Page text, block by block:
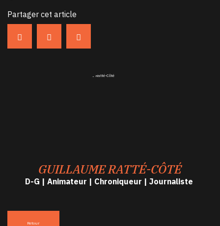
Partager cet article
GUILLAUME RATTÉ-CÔTÉ
D-G | Animateur | Chroniqueur | Journaliste
Retour